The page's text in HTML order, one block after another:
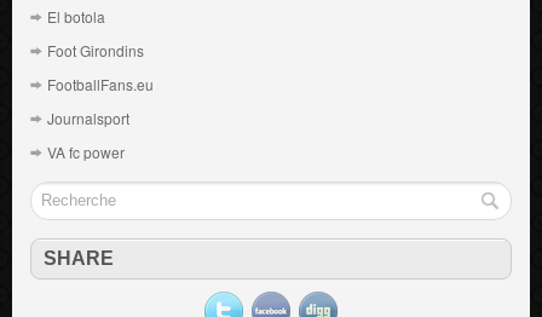
El botola
Foot Girondins
FootballFans.eu
Journalsport
VA fc power
SHARE